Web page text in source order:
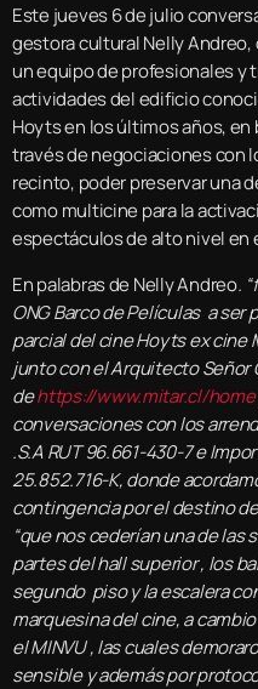
Este jueves 6 de julio
gestora cultural Nelly
un equipo de profesionales y
actividades del edificio
Hoyts en los últimos años,
través de negociaciones con
recinto, poder preservar una
como multicine para la
espectáculos de alto nivel en
En palabras de Nelly Andreo.
ONG Barco de Películas a
parcial del cine Hoyts ex cine
junto con el Arquitecto Señor
dehttps://www.mitar.cl/home
conversaciones con los
.S.A RUT 96.661-430-7 e
25.852.716-K, donde
contingencia por el destino
“que nos cederían una de
partes del hall superior , los
segundo piso y la escalera
marquesina del cine, a
el MINVU , las cuales
sensible y además por